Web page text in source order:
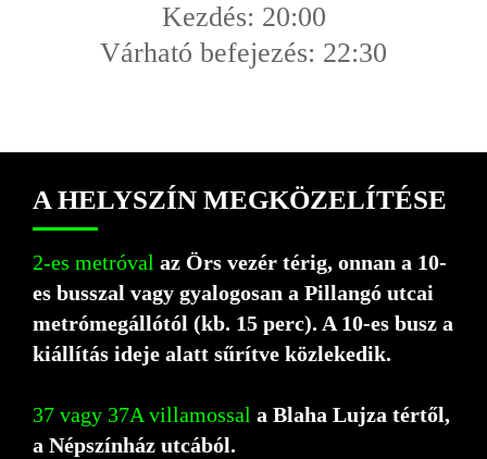
Kezdés: 20:00
Várható befejezés: 22:30
A HELYSZÍN MEGKÖZE­LÍ­TÉ­SE
2-es metróval az Örs vezér térig, onnan a 10-
es busszal vagy gyalogosan a Pillangó utcai
metrómegállótól (kb. 15 perc). A 10-es busz a
kiállítás ideje alatt sűrítve közlekedik.
37 vagy 37A villamossal a Blaha Lujza tértől,
a Népszínház utcából.